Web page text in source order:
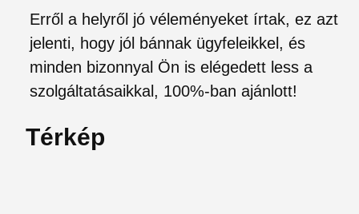
Erről a helyről jó véleményeket írtak, ez azt
jelenti, hogy jól bánnak ügyfeleikkel, és
minden bizonnyal Ön is elégedett less a
szolgáltatásaikkal, 100%-ban ajánlott!
Térkép